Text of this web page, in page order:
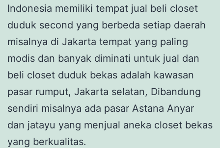
Indonesia memiliki tempat jual beli closet
duduk second yang berbeda setiap daerah
misalnya di Jakarta tempat yang paling
modis dan banyak diminati untuk jual dan
beli closet duduk bekas adalah kawasan
pasar rumput, Jakarta selatan, Dibandung
sendiri misalnya ada pasar Astana Anyar
dan jatayu yang menjual aneka closet bekas
yang berkualitas.